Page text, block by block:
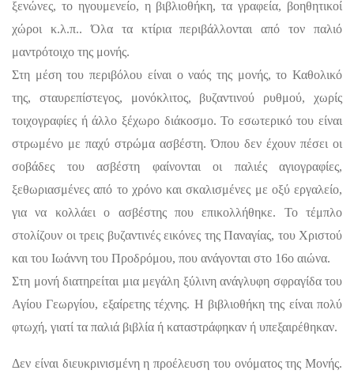
ξενώνες, το ηγουμενείο, η βιβλιοθήκη, τα γραφεία, βοηθητικοί
χώροι κ.λ.π.. Όλα τα κτίρια περιβάλλονται από τον παλιό
μαντρότοιχο της μονής.
Στη μέση του περιβόλου είναι ο ναός της μονής, το Καθολικό
της, σταυρεπίστεγος, μονόκλιτος, βυζαντινού ρυθμού, χωρίς
τοιχογραφίες ή άλλο ξέχωρο διάκοσμο. Το εσωτερικό του είναι
στρωμένο με παχύ στρώμα ασβέστη. Όπου δεν έχουν πέσει οι
σοβάδες του ασβέστη φαίνονται οι παλιές αγιογραφίες,
ξεθωριασμένες από το χρόνο και σκαλισμένες με οξύ εργαλείο,
για να κολλάει ο ασβέστης που επικολλήθηκε. Το τέμπλο
στολίζουν οι τρεις βυζαντινές εικόνες της Παναγίας, του Χριστού
και του Ιωάννη του Προδρόμου, που ανάγονται στο 16ο αιώνα.
Στη μονή διατηρείται μια μεγάλη ξύλινη ανάγλυφη σφραγίδα του
Αγίου Γεωργίου, εξαίρετης τέχνης. Η βιβλιοθήκη της είναι πολύ
φτωχή, γιατί τα παλιά βιβλία ή καταστράφηκαν ή υπεξαιρέθηκαν.
Δεν είναι διευκρινισμένη η προέλευση του ονόματος της Μονής.